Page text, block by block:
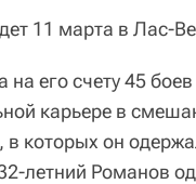
11 марта в Лас-
на его счету 45 боев
карьере в
в которых он
летний Романов